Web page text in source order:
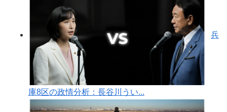
兵
庫8区の政情分析：長谷川うい...